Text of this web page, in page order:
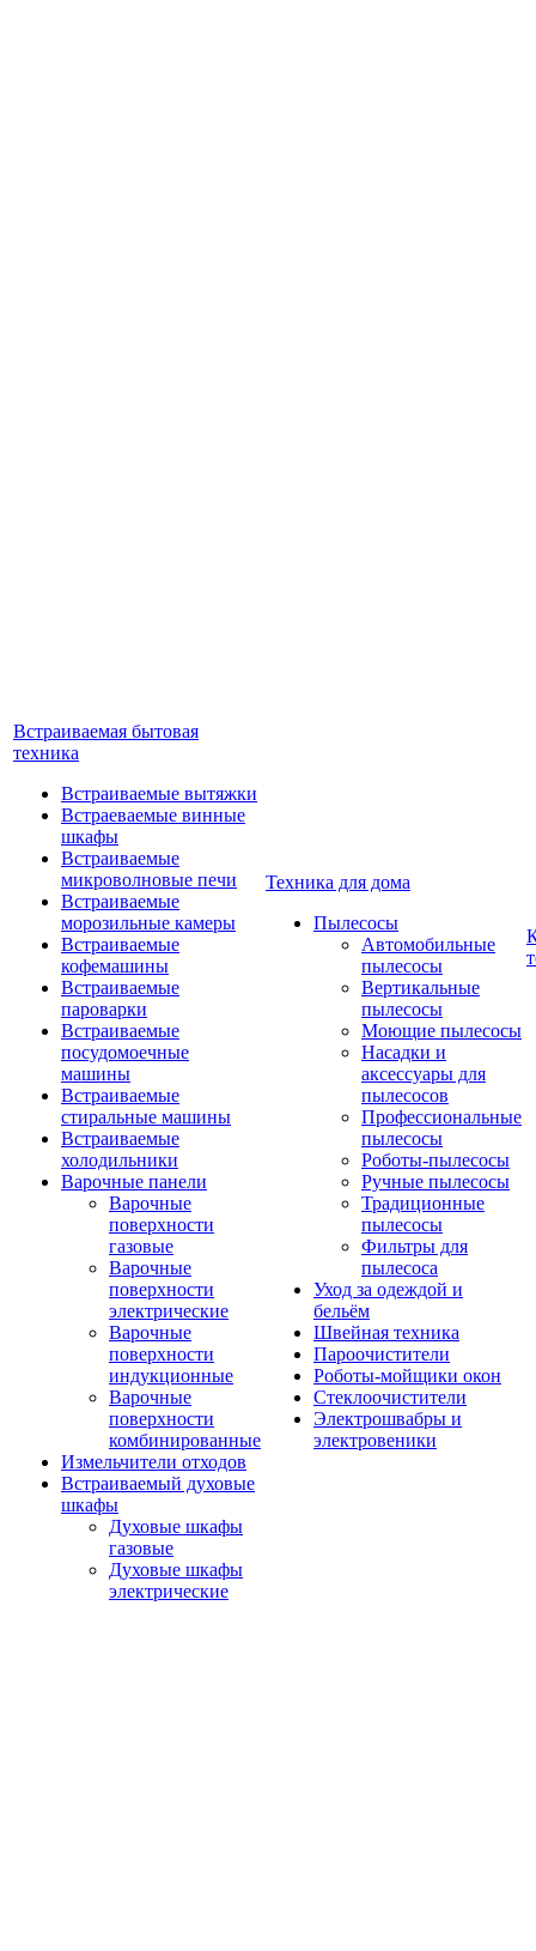
Встраиваемая бытовая
техника
Встраиваемые вытяжки
Встраеваемые винные
шкафы
Встраиваемые
микроволновые печи
Встраиваемые
морозильные камеры
Встраиваемые
кофемашины
Встраиваемые
пароварки
Встраиваемые
посудомоечные
машины
Встраиваемые
стиральные машины
Встраиваемые
холодильники
Варочные панели
Варочные
поверхности
газовые
Варочные
поверхности
электрические
Варочные
поверхности
индукционные
Варочные
поверхности
комбинированные
Измельчители отходов
Встраиваемый духовые
шкафы
Духовые шкафы
газовые
Духовые шкафы
электрические
Техника для дома
Пылесосы
Автомобильные
пылесосы
Вертикальные
пылесосы
Моющие пылесосы
Насадки и
аксессуары для
пылесосов
Профессиональные
пылесосы
Роботы-пылесосы
Ручные пылесосы
Традиционные
пылесосы
Фильтры для
пылесоса
Уход за одеждой и
бельём
Швейная техника
Пароочистители
Роботы-мойщики окон
Стеклоочистители
Электрошвабры и
электровеники